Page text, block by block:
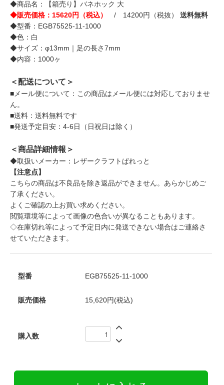
◆商品名：【箱売り】バネホック 大
◆販売価格：15620円（税込）
/ 14200円（税抜） 送料無料
◆型番：EGB75525-11-1000
◆色：白
◆サイズ：φ13mm｜足の長さ7mm
◆内容：1000ヶ
＜配送について＞
■メール便について：この商品はメール便には対応しておりませ
ん。
■送料：送料無料です
■発送予定目安：4-6日（日祝日は除く）
＜商品詳細情報＞
◆取扱いメーカー：レザークラフトぱれっと
【注意点】
こちらの商品は不良品を除き返品ができません。あらかじめご
了承ください。
よくご確認の上お買い求めください。
閲覧環境等によって画像の色合いが異なることもあります。
◇在庫切れ等によって予定日内に発送できない場合はご連絡さ
せていただきます。
型番 EGB75525-11-1000
販売価格 15,620円(税込)
購入数